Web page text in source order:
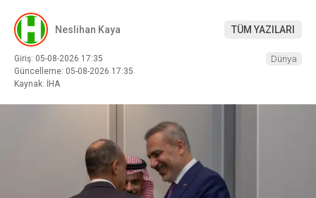
Neslihan Kaya TÜM YAZILARI
Giriş: 05-08-2026 17:35
Güncelleme: 05-08-2026 17:35
Kaynak: İHA
Dünya